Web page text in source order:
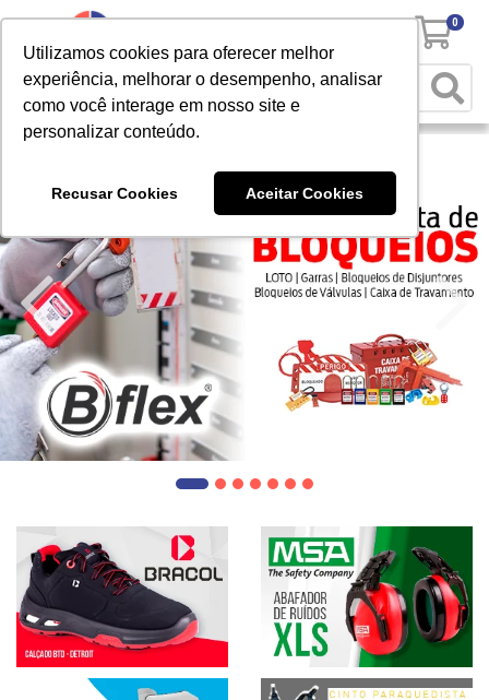
Utilizamos cookies para oferecer melhor
experiência, melhorar o desempenho, analisar
como você interage em nosso site e
personalizar conteúdo.
Recusar Cookies Aceitar Cookies
0